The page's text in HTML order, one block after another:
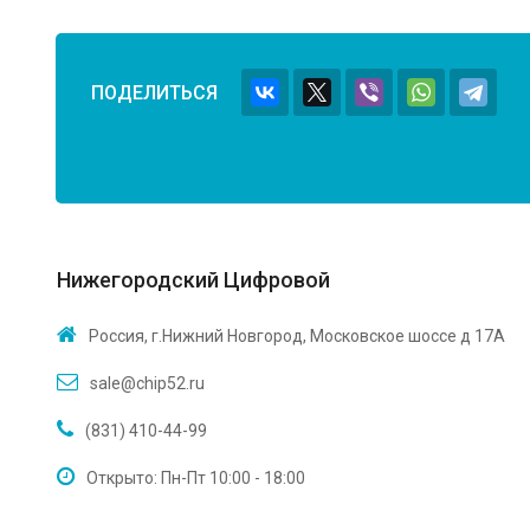
ПОДЕЛИТЬСЯ
Нижегородский Цифровой
Россия, г.Нижний Новгород, Московское шоссе д 17А
sale@chip52.ru
(831) 410-44-99
Открыто: Пн-Пт 10:00 - 18:00